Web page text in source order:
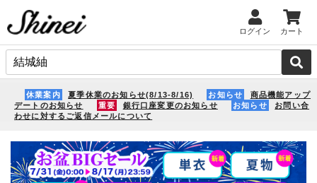
ログイン カート
休業案内 夏季休業のお知らせ(8/13-8/16) お知らせ
商品機能アップ
デートのお知らせ
重要 銀行口座変更のお知らせ お知らせ
お問い合
わせに対するご返信メールについて